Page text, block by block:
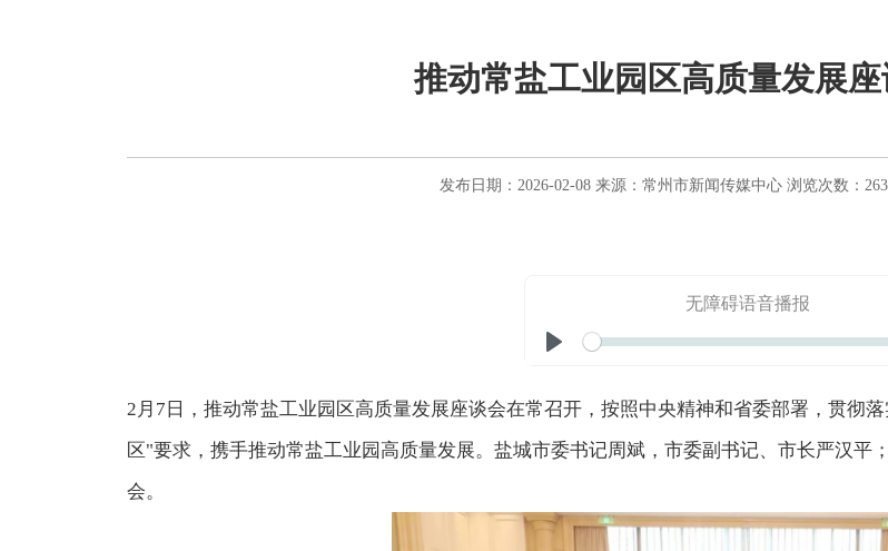
推动常盐工业园区高质量发展
发布日期：2026-02-08 来源： 常州市新闻传媒中心 浏览次数： 263
无障碍语音播报
Seek
2月7日，推动常盐工业园区高质量发展座谈会在常召开，按照中央精神和省委部署，贯彻
区"要求，携手推动常盐工业园高质量发展。盐城市委书记周斌，市委副书记、市长严汉平
会。